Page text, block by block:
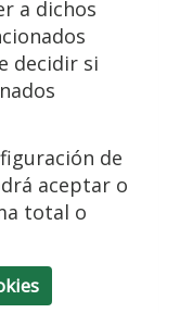
a dichos
decidir si
de
aceptar o
total o